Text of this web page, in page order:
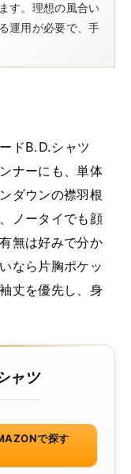
す。理想の風合い
運用が必要で、手
ドB.D.シャツ
ナーにも、単体
ダウンの襟羽根
ノータイでも顔
無は好みで分か
なら片胸ポケッ
丈を優先し、身
ャツ
で探す